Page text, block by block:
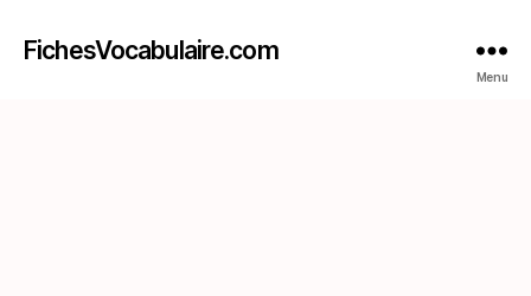
FichesVocabulaire.com
Menu